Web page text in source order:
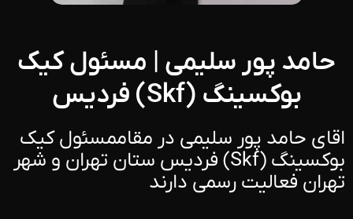
حامد پور سلیمی | مسئول کیک
بوکسینگ (Skf) فردیس
اقای حامد پور سلیمی در مقاممسئول کیک
بوکسینگ (Skf) فردیس ستان تهران و شهر
تهران فعالیت رسمی دارند